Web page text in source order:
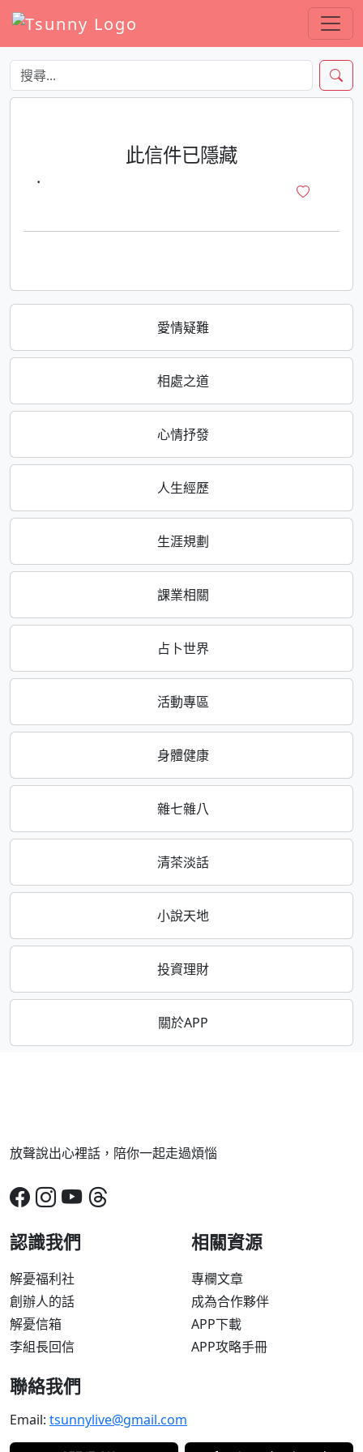
愛情疑難
相處之道
心情抒發
人生經歷
生涯規劃
課業相關
占卜世界
活動專區
身體健康
雜七雜八
清茶淡話
小說天地
投資理財
關於APP
此信件已隱藏
·
放聲說出心裡話，陪你一起走過煩惱
認識我們
解憂福利社
創辦人的話
解憂信箱
李組長回信
相關資源
專欄文章
成為合作夥伴
APP下載
APP攻略手冊
聯絡我們
Email: tsunnylive@gmail.com